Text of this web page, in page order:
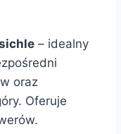
– idealny
oraz
Oferuje